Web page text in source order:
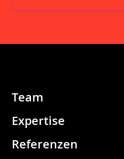
Team
Expertise
Referenzen